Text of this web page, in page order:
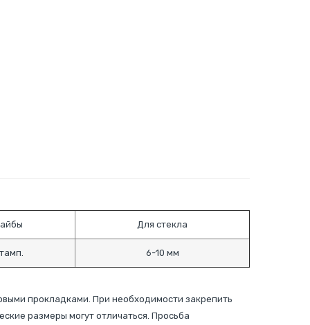
Для стекла
6-10 мм
прокладками. При необходимости закрепить
размеры могут отличаться. Просьба